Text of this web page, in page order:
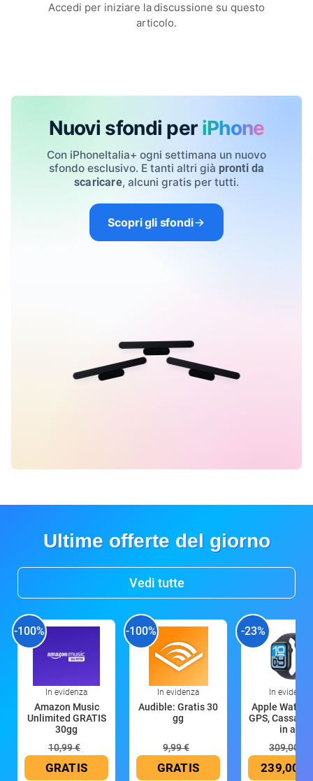
Accedi per iniziare la discussione su questo
articolo.
Nuovi sfondi per iPhone
Con iPhoneItalia+ ogni settimana un nuovo
sfondo esclusivo. E tanti altri già pronti da
scaricare, alcuni gratis per tutti.
Scopri gli sfondi
Ultime offerte del giorno
Vedi tutte
-100%
In evidenza
Amazon Music
Unlimited GRATIS
30gg
10,99 €
GRATIS
-100%
In evidenza
Audible: Gratis 30
gg
9,99 €
GRATIS
-23%
In evidenza
Apple Watch
GPS, Cassa
in all
309,00 €
239,00 €